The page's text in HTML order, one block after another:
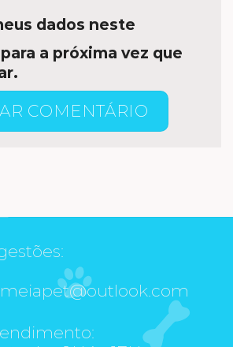
dados neste
a próxima vez que